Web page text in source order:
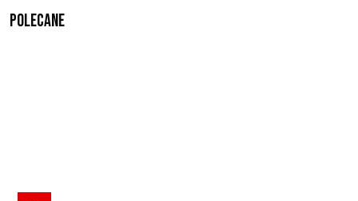
Polecane